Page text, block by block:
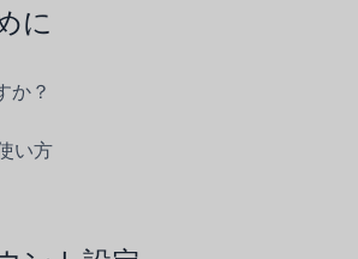
に
か？
い方